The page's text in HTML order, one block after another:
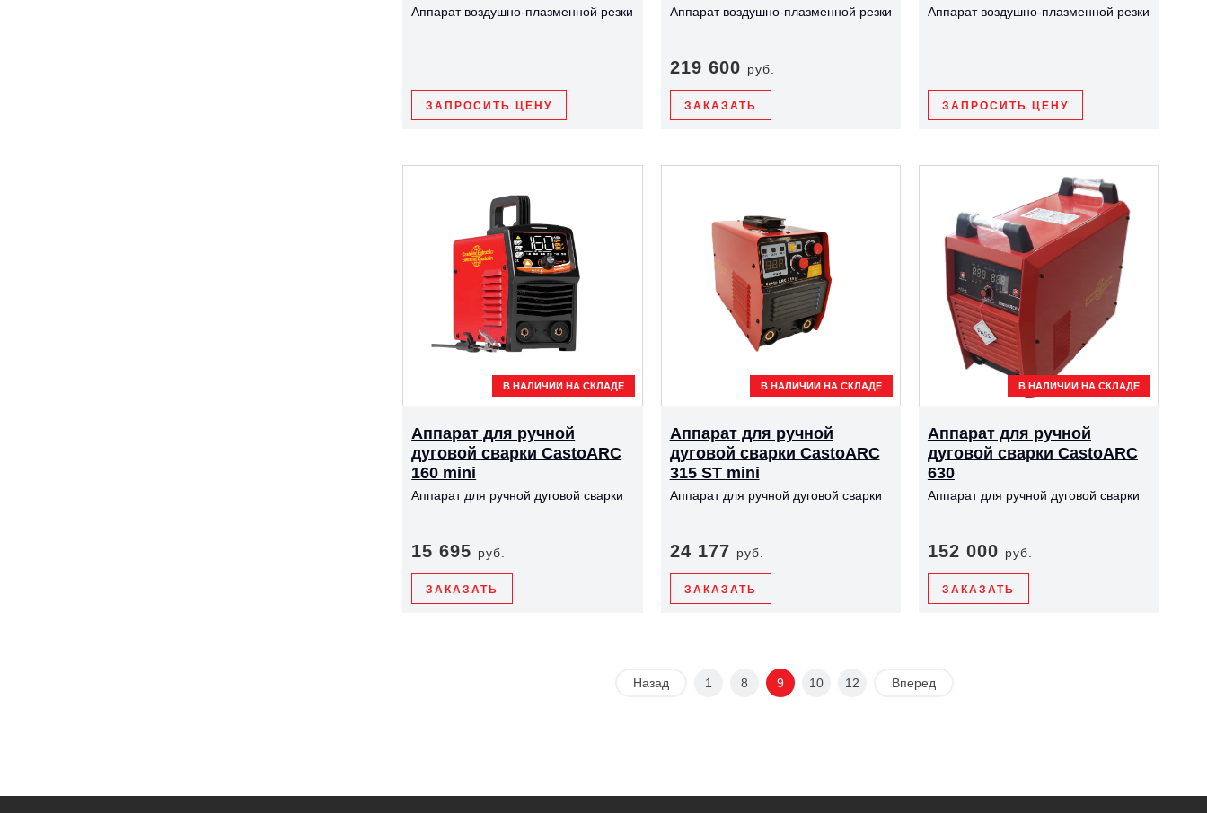
Аппарат воздушно-плазменной резки
ЗАПРОСИТЬ ЦЕНУ
Аппарат воздушно-плазменной резки
219 600 руб.
ЗАКАЗАТЬ
Аппарат воздушно-плазменной резки
ЗАПРОСИТЬ ЦЕНУ
В НАЛИЧИИ НА СКЛАДЕ
Аппарат для ручной
дуговой сварки CastoARC
160 mini
Аппарат для ручной дуговой сварки
15 695 руб.
ЗАКАЗАТЬ
В НАЛИЧИИ НА СКЛАДЕ
Аппарат для ручной
дуговой сварки CastoARC
315 ST mini
Аппарат для ручной дуговой сварки
24 177 руб.
ЗАКАЗАТЬ
В НАЛИЧИИ НА СКЛАДЕ
Аппарат для ручной
дуговой сварки CastoARC
630
Аппарат для ручной дуговой сварки
152 000 руб.
ЗАКАЗАТЬ
Назад 1 8 9 10 12 Вперед